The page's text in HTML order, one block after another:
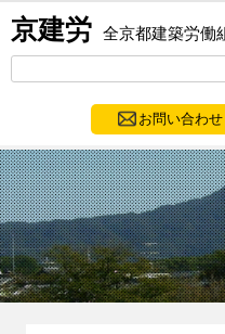
京建労 全京都建築労働
お問い合わせ